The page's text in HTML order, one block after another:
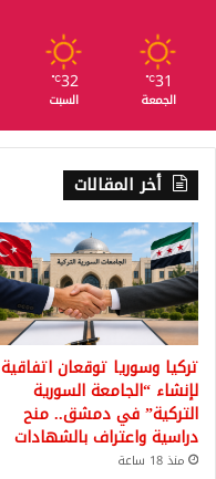
31
℃
الجمعة
32
℃
السبت
أخر المقالات
تركيا وسوريا توقعان اتفاقية
لإنشاء “الجامعة السورية
التركية” في دمشق.. منح
دراسية واعتراف بالشهادات
منذ 18 ساعة